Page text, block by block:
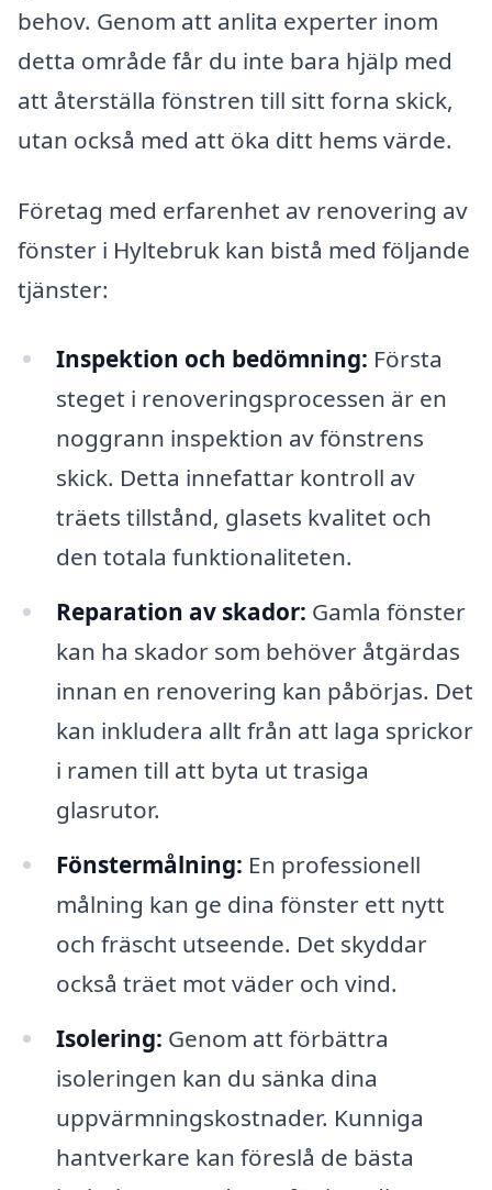
behov. Genom att anlita experter inom
detta område får du inte bara hjälp med
att återställa fönstren till sitt forna skick,
utan också med att öka ditt hems värde.
Företag med erfarenhet av renovering av
fönster i Hyltebruk kan bistå med följande
tjänster:
Inspektion och bedömning: Första
steget i renoveringsprocessen är en
noggrann inspektion av fönstrens
skick. Detta innefattar kontroll av
träets tillstånd, glasets kvalitet och
den totala funktionaliteten.
Reparation av skador: Gamla fönster
kan ha skador som behöver åtgärdas
innan en renovering kan påbörjas. Det
kan inkludera allt från att laga sprickor
i ramen till att byta ut trasiga
glasrutor.
Fönstermålning: En professionell
målning kan ge dina fönster ett nytt
och fräscht utseende. Det skyddar
också träet mot väder och vind.
Isolering: Genom att förbättra
isoleringen kan du sänka dina
uppvärmningskostnader. Kunniga
hantverkare kan föreslå de bästa